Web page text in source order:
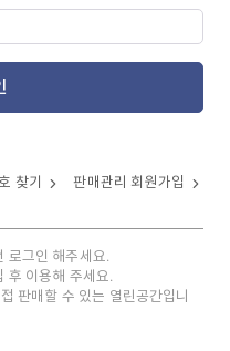
찾기 판매관리 회원가입
로그인 해주세요.
후 이용해 주세요.
판매할 수 있는 열린공간입니